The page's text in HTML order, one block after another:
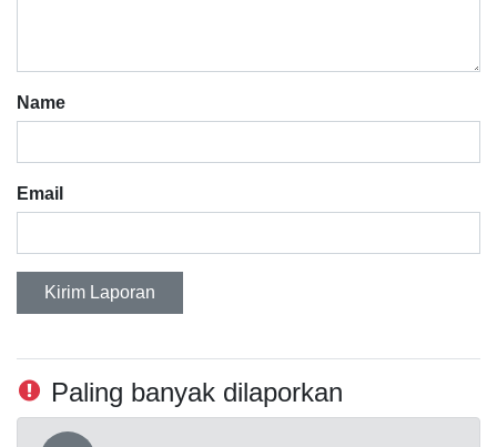
Name
Email
Kirim Laporan
Paling banyak dilaporkan